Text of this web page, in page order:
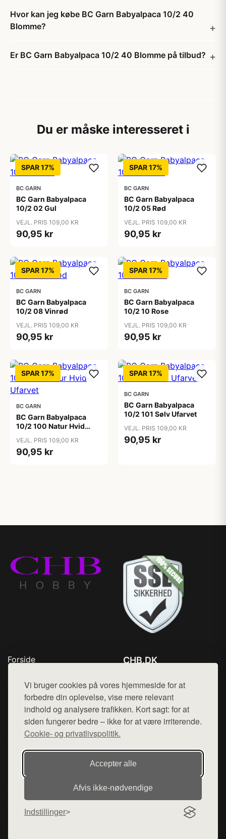
Vi bruger cookies på vores hjemmeside for at
forbedre din oplevelse, vise mere relevant
indhold og analysere trafikken. Kort sagt: for at
siden fungerer bedre – ikke for at være irriterende.
Cookie- og privatlivspolitik.
Accepter alle
Afvis ikke‑nødvendige
Indstillinger
Hvor kan jeg købe BC Garn Babyalpaca 10/2 40
Blomme?
Er BC Garn Babyalpaca 10/2 40 Blomme på tilbud?
Du er måske interesseret i
SPAR 17%
BC GARN
BC Garn Babyalpaca
10/2 02 Gul
VEJL. PRIS 109,00 KR
90,95 kr
SPAR 17%
BC GARN
BC Garn Babyalpaca
10/2 05 Rød
VEJL. PRIS 109,00 KR
90,95 kr
SPAR 17%
BC GARN
BC Garn Babyalpaca
10/2 08 Vinrød
VEJL. PRIS 109,00 KR
90,95 kr
SPAR 17%
BC GARN
BC Garn Babyalpaca
10/2 10 Rose
VEJL. PRIS 109,00 KR
90,95 kr
SPAR 17%
BC GARN
BC Garn Babyalpaca
10/2 100 Natur Hvid
VEJL. PRIS 109,00 KR
90,95 kr
SPAR 17%
BC GARN
BC Garn Babyalpaca
10/2 101 Sølv Ufarvet
VEJL. PRIS 109,00 KR
90,95 kr
Forside
Top Rabatter
Kontakt
CHB.DK
Mail: hej@want.dk
Cookie- og privatlivspolitik
Denne side er en del af want.dk, der udgiver en række
hjemmesider med præsentation af forskellige produkter fra
diverse webshops. Der sælges ikke varer fra denne side - vi
henviser til de shops, som sælger varen. Vi har heller ikke
varerne på lager.